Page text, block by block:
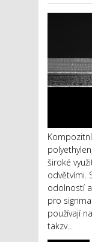
široké
odvětvími.
odolností
pro
používají
takzv...